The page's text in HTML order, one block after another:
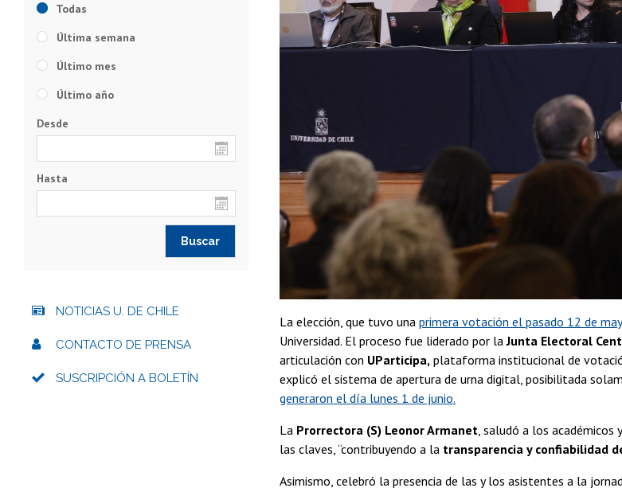
La elección, que tuvo una primera votación el pasado 12 de
Universidad. El proceso fue liderado por laJunta Electoral
articulación con UParticipa, plataforma institucional de
explicó el sistema de apertura de urna digital, posibilitada
generaron el día lunes 1 de junio.
La Prorrectora (S) Leonor Armanet, saludó a los académicos
las claves, “contribuyendo a la transparencia y confiabilidad
Asimismo, celebró la presencia de las y los asistentes a la
Todas
Última semana
Último mes
Último año
Desde
Hasta
NOTICIAS U. DE CHILE
CONTACTO DE PRENSA
SUSCRIPCIÓN A BOLETÍN